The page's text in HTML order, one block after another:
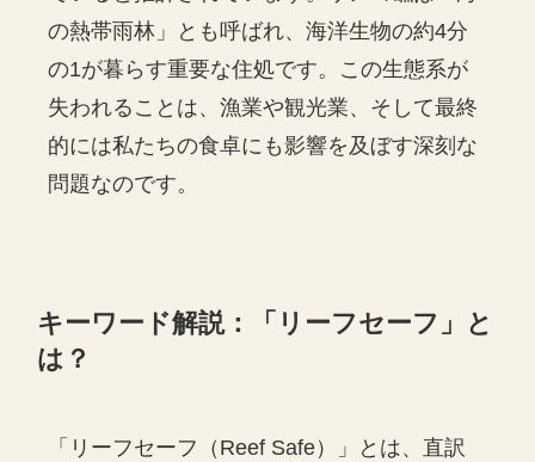
の熱帯雨林」とも呼ばれ、海洋生物の約4分
の1が暮らす重要な住処です。この生態系が
失われることは、漁業や観光業、そして最終
的には私たちの食卓にも影響を及ぼす深刻な
問題なのです。
キーワード解説：「リーフセーフ」と
は？
「リーフセーフ（Reef Safe）」とは、直訳